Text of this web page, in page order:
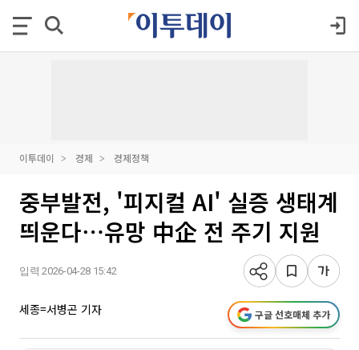
이투데이 경제 경제정책
중부발전, '피지컬 AI' 실증 생태계
띄운다⋯유망 中企 전 주기 지원
입력 2026-04-28 15:42
세종=서병곤 기자 구글 선호매체 추가